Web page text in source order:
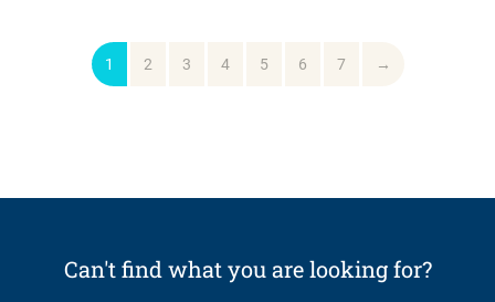
1 2 3 4 5 6 7 →
Can't find what you are looking for?